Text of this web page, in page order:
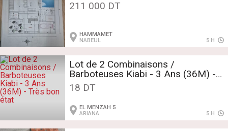
211 000 DT
HAMMAMET
NABEUL
5 H
Lot de 2 Combinaisons /
Barboteuses Kiabi - 3 Ans (36M) -
Très bon état
18 DT
EL MENZAH 5
ARIANA
5 H